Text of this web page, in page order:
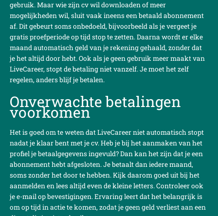
gebruik. Maar wie zijn cv wil downloaden of meer
mogelijkheden wil, sluit vaak ineens een betaald abonnement
af. Dit gebeurt soms onbedoeld, bijvoorbeeld als je vergeet je
gratis proefperiode op tijd stop te zetten. Daarna wordt er elke
maand automatisch geld van je rekening gehaald, zonder dat
je het altijd door hebt. Ook als je geen gebruik meer maakt van
LiveCareer, stopt de betaling niet vanzelf. Je moet het zelf
regelen, anders blijf je betalen.
Onverwachte betalingen
voorkomen
Het is goed om te weten dat LiveCareer niet automatisch stopt
nadat je klaar bent met je cv. Heb je bij het aanmaken van het
profiel je betaalgegevens ingevuld? Dan kan het zijn dat je een
abonnement hebt afgesloten. Je betaalt dan iedere maand,
soms zonder het door te hebben. Kijk daarom goed uit bij het
aanmelden en lees altijd even de kleine letters. Controleer ook
je e-mail op bevestigingen. Ervaring leert dat het belangrijk is
om op tijd in actie te komen, zodat je geen geld verliest aan een